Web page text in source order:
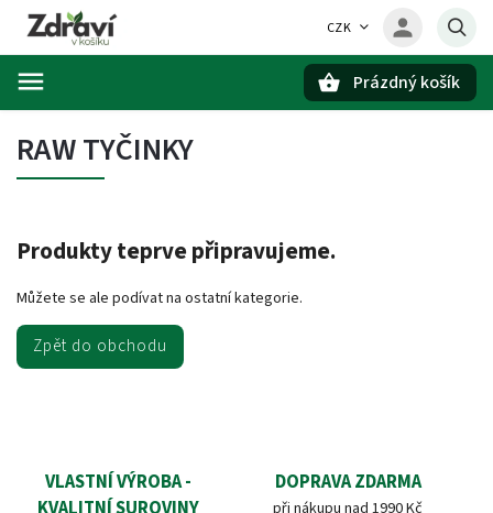
CZK
Prázdný košík
RAW TYČINKY
Produkty teprve připravujeme.
Můžete se ale podívat na ostatní kategorie.
Zpět do obchodu
VLASTNÍ VÝROBA -
DOPRAVA ZDARMA
při nákupu nad 1990 Kč